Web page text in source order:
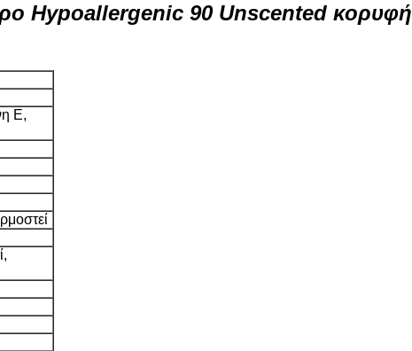
Hypoallergenic 90 Unscented κορυφή
Ε,